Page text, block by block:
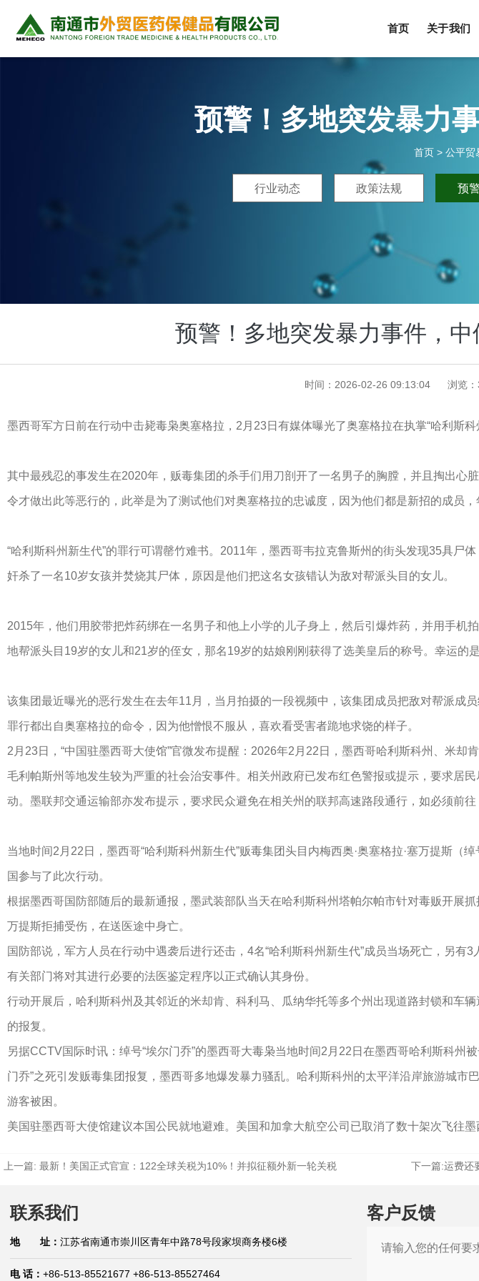
首页 关于我们
预警！多地突发暴力
首页 > 公平贸
行业动态 政策法规 预
预警！多地突发暴力事件，中
时间：2026-02-26 09:13:04 浏览：
墨西哥军方日前在行动中击毙毒枭奥塞格拉，2月23日有媒体曝光了奥塞格拉在执掌“哈利斯科
其中最残忍的事发生在2020年，贩毒集团的杀手们用刀剖开了一名男子的胸膛，并且掏出心
令才做出此等恶行的，此举是为了测试他们对奥塞格拉的忠诚度，因为他们都是新招的成员，
“哈利斯科州新生代”的罪行可谓罄竹难书。2011年，墨西哥韦拉克鲁斯州的街头发现35具尸
奸杀了一名10岁女孩并焚烧其尸体，原因是他们把这名女孩错认为敌对帮派头目的女儿。
2015年，他们用胶带把炸药绑在一名男子和他上小学的儿子身上，然后引爆炸药，并用手机
地帮派头目19岁的女儿和21岁的侄女，那名19岁的姑娘刚刚获得了选美皇后的称号。幸运的
该集团最近曝光的恶行发生在去年11月，当月拍摄的一段视频中，该集团成员把敌对帮派成
罪行都出自奥塞格拉的命令，因为他憎恨不服从，喜欢看受害者跪地求饶的样子。
2月23日，“中国驻墨西哥大使馆”官微发布提醒：2026年2月22日，墨西哥哈利斯科州、米
毛利帕斯州等地发生较为严重的社会治安事件。相关州政府已发布红色警报或提示，要求居
动。墨联邦交通运输部亦发布提示，要求民众避免在相关州的联邦高速路段通行，如必须前往
当地时间2月22日，墨西哥“哈利斯科州新生代”贩毒集团头目内梅西奥·奥塞格拉·塞万提斯（
国参与了此次行动。
根据墨西哥国防部随后的最新通报，墨武装部队当天在哈利斯科州塔帕尔帕市针对毒贩开展
万提斯拒捕受伤，在送医途中身亡。
国防部说，军方人员在行动中遇袭后进行还击，4名“哈利斯科州新生代”成员当场死亡，另有
有关部门将对其进行必要的法医鉴定程序以正式确认其身份。
行动开展后，哈利斯科州及其邻近的米却肯、科利马、瓜纳华托等多个州出现道路封锁和车
的报复。
另据CCTV国际时讯：绰号“埃尔门乔”的墨西哥大毒枭当地时间2月22日在墨西哥哈利斯科州
门乔”之死引发贩毒集团报复，墨西哥多地爆发暴力骚乱。哈利斯科州的太平洋沿岸旅游城市
游客被困。
美国驻墨西哥大使馆建议本国公民就地避难。美国和加拿大航空公司已取消了数十架次飞往墨
上一篇: 最新！美国正式官宣：122全球关税为10%！并拟征额外新一轮关税 下一篇:运费还
联系我们
地 址：江苏省南通市崇川区青年中路78号段家坝商务楼6楼
电 话：+86-513-85521677 +86-513-85527464
客户反馈